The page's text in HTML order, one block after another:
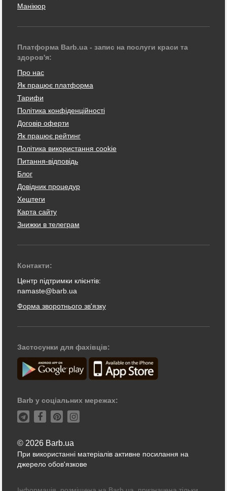
Манікюр
Платформа Barb.ua - запис на послуги краси та
здоров'я:
Про нас
Як працює платформа
Тарифи
Політика конфіденційності
Договір оферти
Як працює рейтинг
Політика використання cookie
Питання-відповідь
Блог
Довідник процедур
Хештеги
Карта сайту
Знижки в телеграм
Контакти:
Центр підтримки клієнтів:
namaste@barb.ua
Форма зворотнього зв'язку
Застосунки для фахівців:
Barb у соціальних мережах:
© 2026 Barb.ua
При використанні матеріалів активне посилання на
джерело обов'язкове